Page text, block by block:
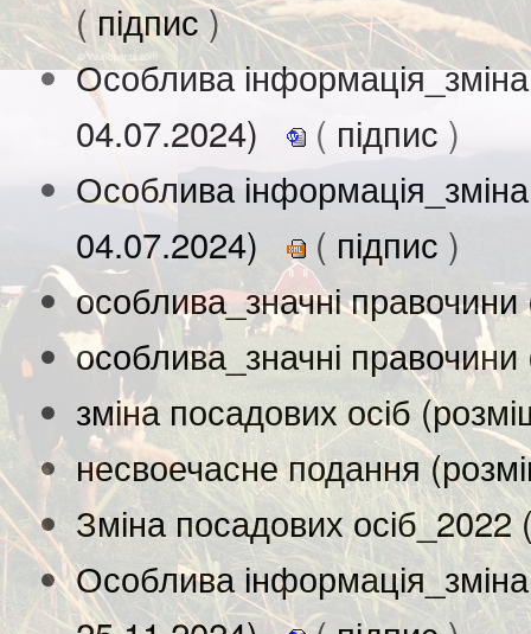
(підпис)
Особлива
04.07.2024)
( підпис )
Особлива
04.07.2024)
( підпис )
особлива_значні
особлива_значні
зміна посадових осіб
несвоечасне подання
Зміна посадових
Особлива